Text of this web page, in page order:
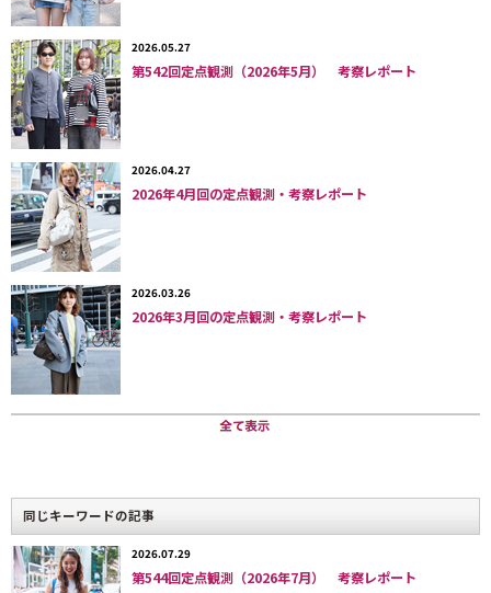
ンダーニュートラルなスタイルとのミックスなど、多様なミック
ススタイルへと進化。アイテム自体は過去のリバイバルでも、
「赤文字系」／「青文字系」、あるいは「エンジェラー」／「ロ
リータ」／「森ガール」というような既存のカテゴリーによる分
類が成立し得ない、複雑な要素のナチュラルな混淆に現代性を感
じます。
■各地点の「女性フリル付きウェア、うち白／アイボリー」は
ちら
2026.05.27
第542回定点観測（2026年5月） 考察レポート
2026.04.27
2026年4月回の定点観測・考察レポート
2026.03.26
2026年3月回の定点観測・考察レポート
同じキーワードの記事
2026.07.29
第544回定点観測（2026年7月） 考察レポート